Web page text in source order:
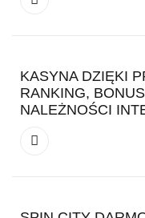
KASYNA DZIĘKI
RANKING,
NALEŻNOŚCI